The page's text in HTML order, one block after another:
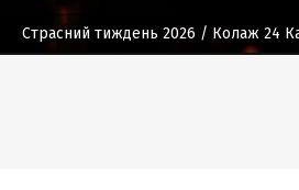
Страсний тиждень 2026 / Колаж 24